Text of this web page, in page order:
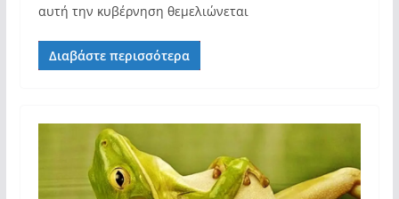
αυτή την κυβέρνηση θεμελιώνεται
Διαβάστε περισσότερα